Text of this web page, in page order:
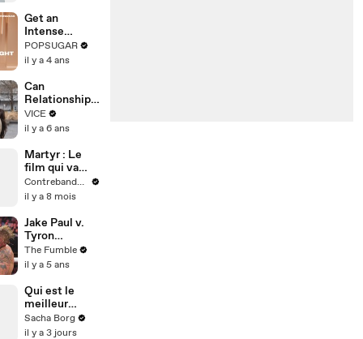
Get an
Intense
Cardio
Workout
Running or
Jumping in
This 30-
Minute
Routine
POPSUGAR
il y a 4 ans
Can
Relationships
Survive a
Global
VICE
il y a 6 ans
Martyr : Le
film qui va
trop loin et
vous laissera
Disponible sur
Prime Video
Contrebande Films
il y a 8 mois
Jake Paul v.
Tyron
Woodley
Match:
The Whole
Thing Was
RIGGED
The Fumble
il y a 5 ans
Qui est le
meilleur
présentateur
?
Sacha Borg
il y a 3 jours